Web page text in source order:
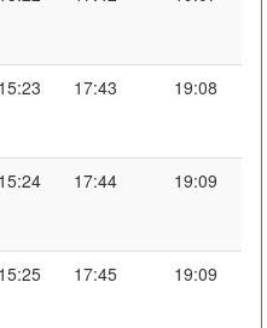
15:23 17:43 19:08
15:24 17:44 19:09
15:25 17:45 19:09